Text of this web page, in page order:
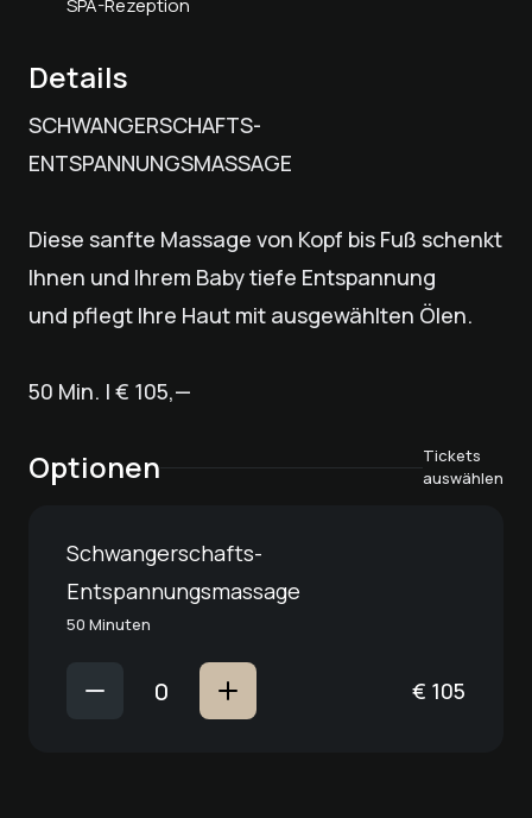
SPA-Rezeption
Details
SCHWANGERSCHAFTS-
ENTSPANNUNGSMASSAGE
Diese sanfte Massage von Kopf bis Fuß schenkt
Ihnen und Ihrem Baby tiefe Entspannung
und pflegt Ihre Haut mit ausgewählten Ölen.
50 Min. | € 105,—
Optionen
Tickets
auswählen
Schwangerschafts-
Entspannungsmassage
50 Minuten
€ 105